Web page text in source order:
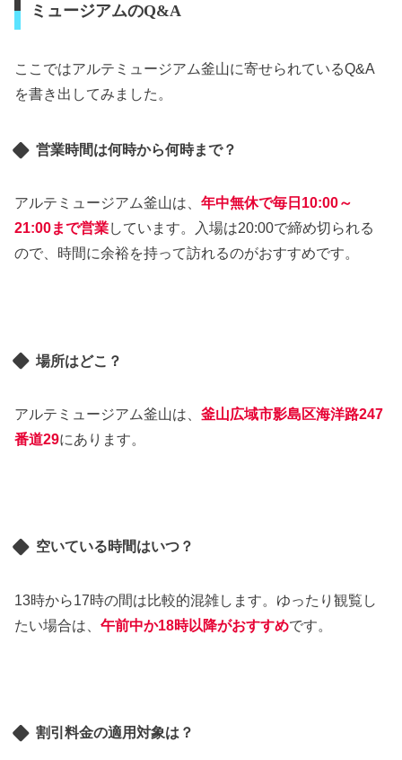
ミュージアムのQ&A
ここではアルテミュージアム釜山に寄せられているQ&A
を書き出してみました。
営業時間は何時から何時まで？
アルテミュージアム釜山は、 年中無休で毎日10:00～
21:00まで営業しています。入場は20:00で締め切られる
ので、時間に余裕を持って訪れるのがおすすめです。
場所はどこ？
アルテミュージアム釜山は、 釜山広域市影島区海洋路247
番道29にあります。
空いている時間はいつ？
13時から17時の間は比較的混雑します。ゆったり観覧し
たい場合は、 午前中か18時以降がおすすめです。
割引料金の適用対象は？